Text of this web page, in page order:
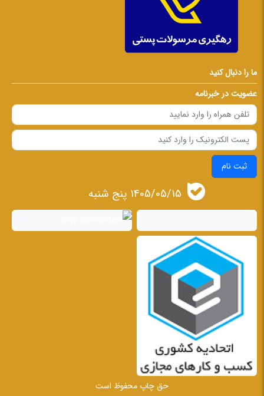
ما را دنبال کنید
عضویت در خبرنامه
ثبت نام
1405/05/15 پنج شنبه
حق چاپ محفوظ است